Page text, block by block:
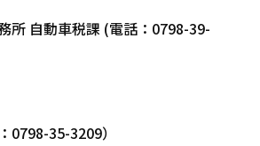
所 自動車税課 (電話：0798-39-
0798-35-3209）